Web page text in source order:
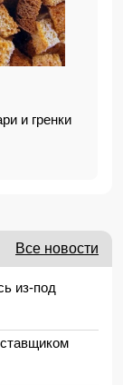
и гренки
Все новости
из-под